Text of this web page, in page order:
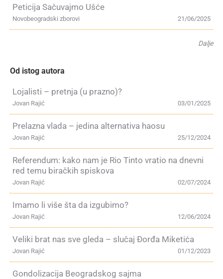
Peticija Sačuvajmo Ušće
21/06/2025
Novobeogradski zborovi
Dalje
Od istog autora
Lojalisti – pretnja (u prazno)?
03/01/2025
Jovan Rajić
Prelazna vlada – jedina alternativa haosu
25/12/2024
Jovan Rajić
Referendum: kako nam je Rio Tinto vratio na dnevni
red temu biračkih spiskova
02/07/2024
Jovan Rajić
Imamo li više šta da izgubimo?
12/06/2024
Jovan Rajić
Veliki brat nas sve gleda – slučaj Đorđa Miketića
01/12/2023
Jovan Rajić
Gondolizacija Beogradskog sajma